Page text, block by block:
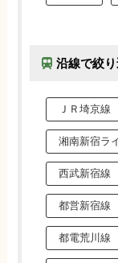
沿線で絞
ＪＲ埼京線
湘南新宿ラ
西武新宿線
都営新宿線
都電荒川線